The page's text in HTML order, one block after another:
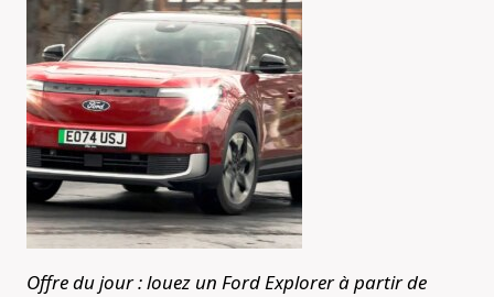
Offre du jour : louez un Ford Explorer à partir de